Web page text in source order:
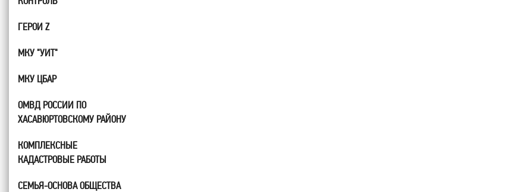
ГЕРОИ Z
МКУ "УИТ"
МКУ ЦБАР
ОМВД РОССИИ ПО
ХАСАВЮРТОВСКОМУ РАЙОНУ
КОМПЛЕКСНЫЕ
КАДАСТРОВЫЕ РАБОТЫ
СЕМЬЯ-ОСНОВА ОБЩЕСТВА